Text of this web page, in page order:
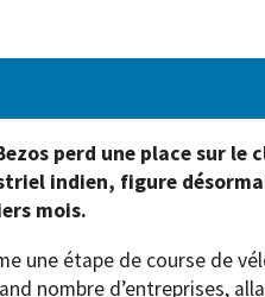
perd une place sur
indien, figure
mois.
une étape de course de
nombre d’entreprises,